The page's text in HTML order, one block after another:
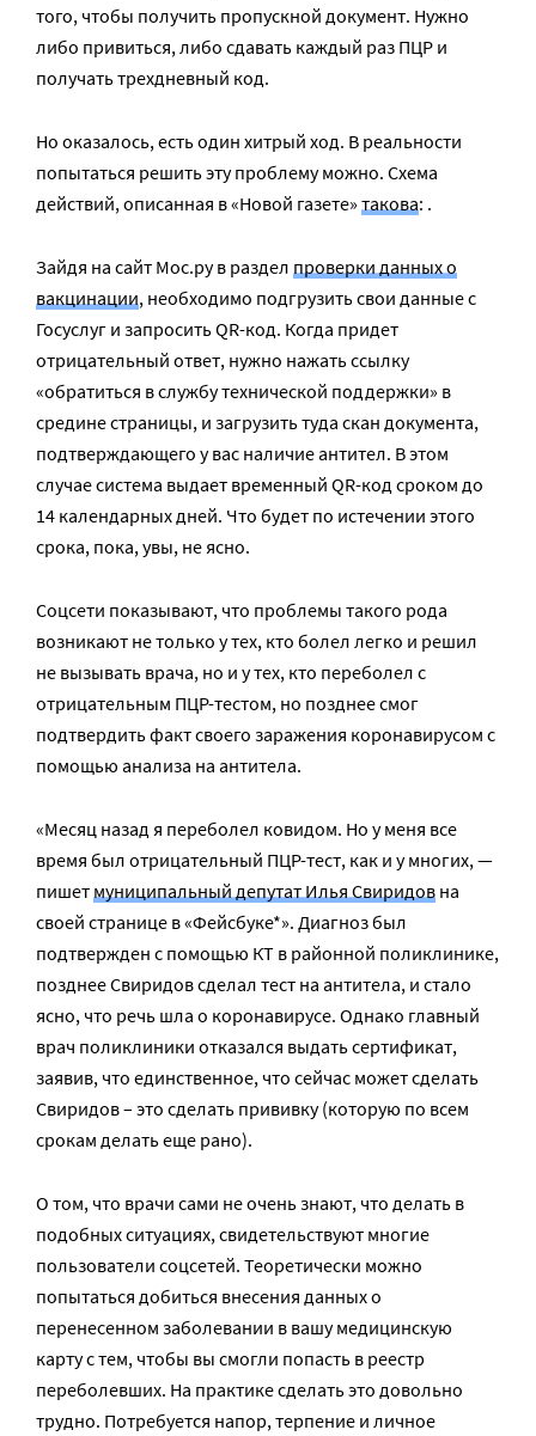
того, чтобы получить пропускной документ. Нужно
либо привиться, либо сдавать каждый раз ПЦР и
получать трехдневный код.
Но оказалось, есть один хитрый ход. В реальности
попытаться решить эту проблему можно. Схема
действий, описанная в «Новой газете» такова: .
Зайдя на сайт Мос.ру в раздел проверки данных о
вакцинации, необходимо подгрузить свои данные с
Госуслуг и запросить QR-код. Когда придет
отрицательный ответ, нужно нажать ссылку
«обратиться в службу технической поддержки» в
средине страницы, и загрузить туда скан документа,
подтверждающего у вас наличие антител. В этом
случае система выдает временный QR-код сроком до
14 календарных дней. Что будет по истечении этого
срока, пока, увы, не ясно.
Соцсети показывают, что проблемы такого рода
возникают не только у тех, кто болел легко и решил
не вызывать врача, но и у тех, кто переболел с
отрицательным ПЦР-тестом, но позднее смог
подтвердить факт своего заражения коронавирусом с
помощью анализа на антитела.
«Месяц назад я переболел ковидом. Но у меня все
время был отрицательный ПЦР-тест, как и у многих, —
пишетмуниципальный депутат Илья Свиридов на
своей странице в «Фейсбуке*». Диагноз был
подтвержден с помощью КТ в районной поликлинике,
позднее Свиридов сделал тест на антитела, и стало
ясно, что речь шла о коронавирусе. Однако главный
врач поликлиники отказался выдать сертификат,
заявив, что единственное, что сейчас может сделать
Свиридов – это сделать прививку (которую по всем
срокам делать еще рано).
О том, что врачи сами не очень знают, что делать в
подобных ситуациях, свидетельствуют многие
пользователи соцсетей. Теоретически можно
попытаться добиться внесения данных о
перенесенном заболевании в вашу медицинскую
карту с тем, чтобы вы смогли попасть в реестр
переболевших. На практике сделать это довольно
трудно. Потребуется напор, терпение и личное